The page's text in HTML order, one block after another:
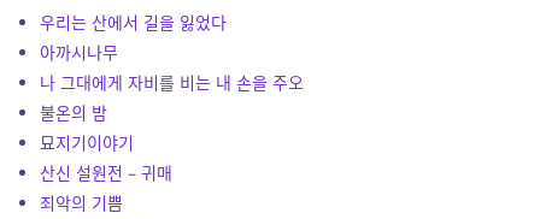
우리는 산에서 길을 잃었다
아까시나무
나 그대에게 자비를 비는 내 손을 주오
불온의 밤
묘지기이야기
산신 설원전 – 귀매
죄악의 기쁨